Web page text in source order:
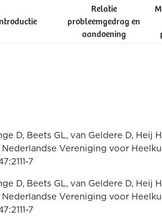
Relatie
probleemgedrag en
aandoening
D, Beets GL, van Geldere D, Heij
Nederlandse Vereniging voor
7
D, Beets GL, van Geldere D, Heij
Nederlandse Vereniging voor
7